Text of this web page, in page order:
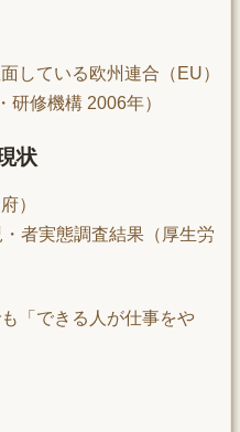
している欧州連合（EU）
研修機構 2006年）
状
）
者実態調査結果（厚生労
「できる人が仕事をや